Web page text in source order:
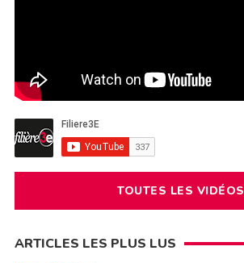
TOUTES LES VIDÉOS
ARTICLES LES PLUS LUS